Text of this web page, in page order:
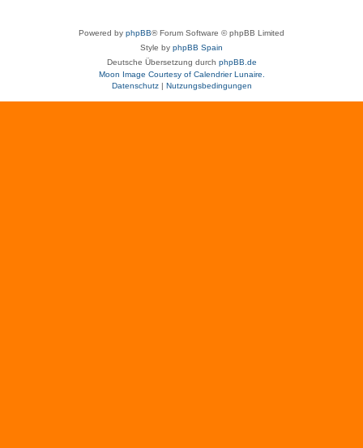
Powered by phpBB® Forum Software © phpBB Limited
Style by phpBB Spain
Deutsche Übersetzung durch phpBB.de
Moon Image Courtesy of Calendrier Lunaire.
Datenschutz| Nutzungsbedingungen